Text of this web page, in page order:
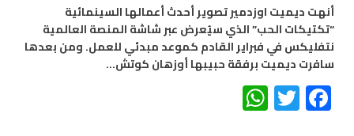
أنهت ديميت اوزدمير تصوير أحدث أعمالها السينمائية
“تكتيكات الحب” الذي سيُعرض عبر شاشة المنصة العالمية
نتفليكس في فبراير القادم كموعد مبدئي للعمل. ومن بعدها
سافرت ديميت برفقة حبيبها أوزهان كوتش…
Facebook
Twitter